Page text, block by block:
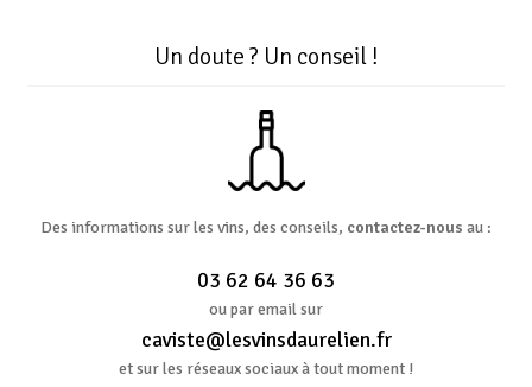
Un doute ? Un conseil !
Des informations sur les vins, des conseils, contactez-nous au :
03 62 64 36 63
ou par email sur
caviste@lesvinsdaurelien.fr
et sur les réseaux sociaux à tout moment !